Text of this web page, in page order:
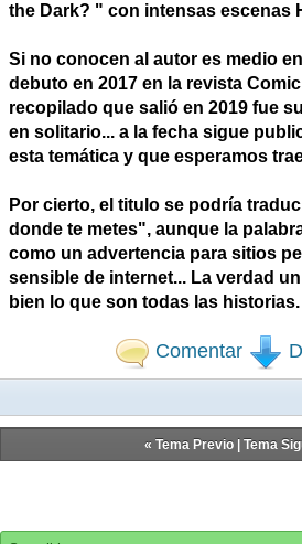
the Dark? " con intensas escenas
Si no conocen al autor es medio
debuto en 2017 en la revista
recopilado que salió en 2019 fue
en solitario... a la fecha sigue
esta temática y que esperamos
Por cierto, el titulo se podría
donde te metes", aunque la
como un advertencia para sitios
sensible de internet... La verdad
bien lo que son todas las historias.
Comentar
« Tema Previo| Tema